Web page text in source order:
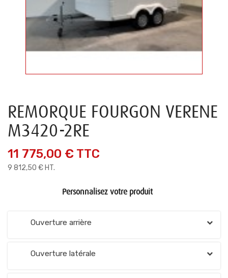
REMORQUE FOURGON VERENE
M3420-2RE
11 775,00 € TTC
9 812,50 € HT.
Personnalisez votre produit
Ouverture arrière
Ouverture latérale